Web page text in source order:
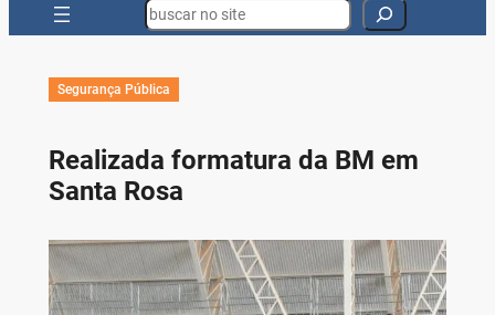
Search
Segurança Pública
Realizada formatura da BM em
Santa Rosa